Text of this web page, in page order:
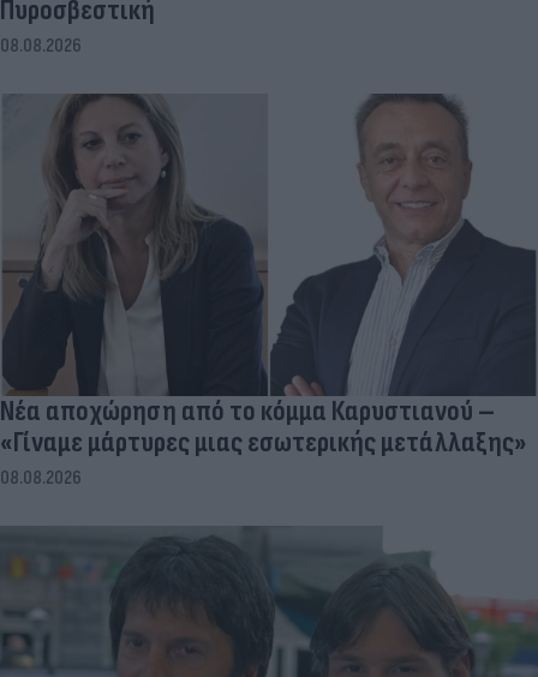
Πυροσβεστική
08.08.2026
Νέα αποχώρηση από το κόμμα Καρυστιανού –
«Γίναμε μάρτυρες μιας εσωτερικής μετάλλαξης»
08.08.2026